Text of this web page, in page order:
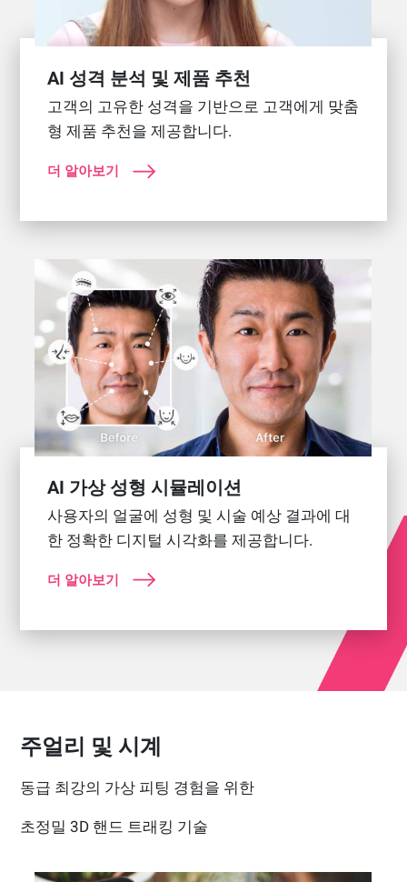
AI 성격 분석 및 제품 추천
고객의 고유한 성격을 기반으로 고객에게 맞춤
형 제품 추천을 제공합니다.
더 알아보기
AI 가상 성형 시뮬레이션
사용자의 얼굴에 성형 및 시술 예상 결과에 대
한 정확한 디지털 시각화를 제공합니다.
더 알아보기
주얼리 및 시계
동급 최강의 가상 피팅 경험을 위한
초정밀 3D 핸드 트래킹 기술